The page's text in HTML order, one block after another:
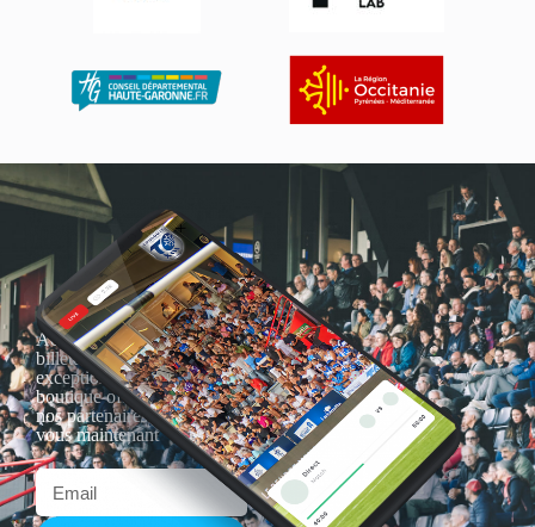
Actualités, nouveautés,
billetterie, remises
exceptionnelles dans la
boutique officielles & chez
nos partenaires… Inscrivez-
vous maintenant